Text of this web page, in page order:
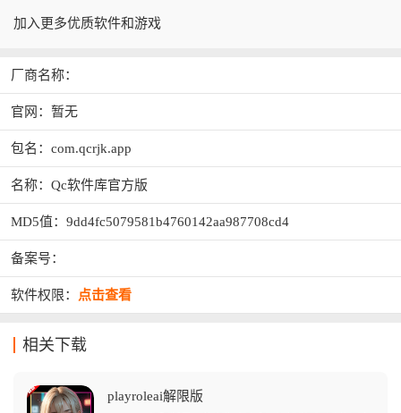
加入更多优质软件和游戏
厂商名称：
官网：暂无
包名：com.qcrjk.app
名称：Qc软件库官方版
MD5值：9dd4fc5079581b4760142aa987708cd4
备案号：
软件权限： 点击查看
相关下载
playroleai解限版